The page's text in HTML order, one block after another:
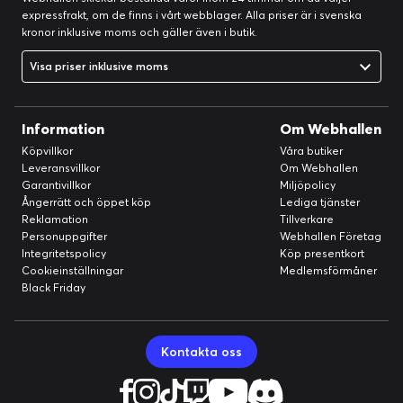
Skydd:
Vattentät, Stänksäker, Dammtät
Färgkategori:
Vit
Färg:
Vitt titan
Batteri
Teknik:
Snabbladdningsteknologi:
Trådlös Apple MagSafe-laddning
Trådlös laddning:
Flash-minne
Intern minneskapacitet:
Bakre kamera
Sensorupplösning:
Främre kamera
USB-C-laddare ingår:
No
expressfrakt, om de finns i vårt webblager. Alla priser är i svenska
kronor inklusive moms och gäller även i butik.
Visa priser inklusive moms
Information
Köpvillkor
Leveransvillkor
Garantivillkor
Ångerrätt och öppet köp
Reklamation
Personuppgifter
Integritetspolicy
Cookieinställningar
Black Friday
Om Webhallen
Våra butiker
Om Webhallen
Miljöpolicy
Lediga tjänster
Tillverkare
Webhallen Företag
Köp presentkort
Medlemsförmåner
Kontakta oss